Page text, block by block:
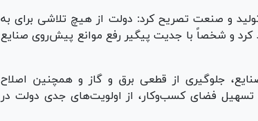
و صنعت تصریح کرد: دولت از هیچ تلاشی برای به
و شخصاً با جدیت پیگیر رفع موانع پیش‌روی صنایع
جلوگیری از قطعی برق و گاز و همچنین اصلاح
تسهیل فضای کسب‌وکار، از اولویت‌های جدی دولت در